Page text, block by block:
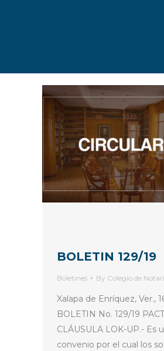
BOLETIN 129/19
Boletines By Colegio de
Xalapa de Enríquez, Ver.,
BOLETIN No. 129/19
CLÁUSULA LOK-UP.- Es
convenio por el cual los